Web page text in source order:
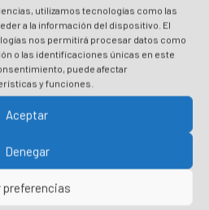
utilizamos tecnologías como las
a la información del dispositivo. El
nos permitirá procesar datos como
o las identificaciones únicas en este
puede afectar
y funciones.
Aceptar
Denegar
preferencias